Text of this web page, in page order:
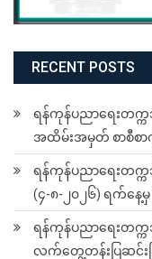
RECENT POSTS
ရန်ကုန်ပညာရေးတက္
အထိမ်းအမှတ် စာစီစာ
ရန်ကုန်ပညာရေးတက္
(၄-၈-၂၀၂၆) ရက်နေ့
ရန်ကုန်ပညာရေးတက္
လက်တွေ့တန်းပြဆင်းခြ